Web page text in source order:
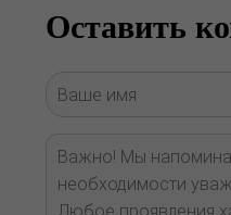
Оставить